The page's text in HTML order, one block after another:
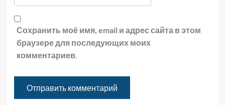
Сохранить моё имя, email и адрес сайта в этом
браузере для последующих моих
комментариев.